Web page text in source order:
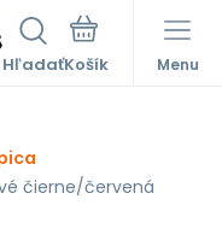
Hľadať Menu
čierne/červená